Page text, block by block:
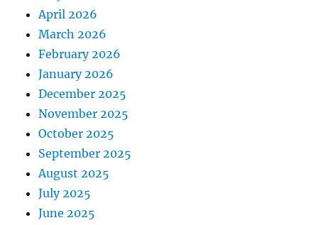
April 2026
March 2026
February 2026
January 2026
December 2025
November 2025
October 2025
September 2025
August 2025
July 2025
June 2025